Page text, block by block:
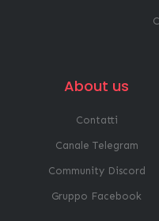
About us
Contatti
Canale Telegram
Community Discord
Gruppo Facebook